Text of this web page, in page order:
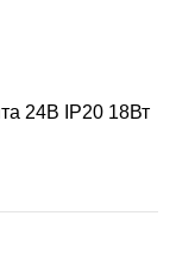
24В IP20 18Вт